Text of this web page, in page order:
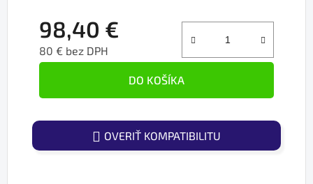
98,40 €
80 € bez DPH
DO KOŠÍKA
OVERIŤ KOMPATIBILITU